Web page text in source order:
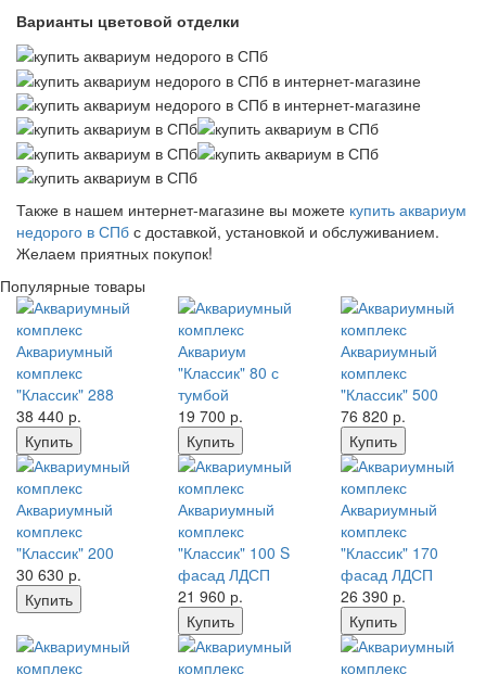
Варианты цветовой отделки
Также в нашем интернет-магазине вы можете купить аквариум
недорого в СПб с доставкой, установкой и обслуживанием.
Желаем приятных покупок!
Популярные товары
Аквариумный
комплекс
"Классик" 288
38 440 р.
Купить
Аквариум
"Классик" 80 с
тумбой
19 700 р.
Купить
Аквариумный
комплекс
"Классик" 500
76 820 р.
Купить
Аквариумный
комплекс
"Классик" 200
30 630 р.
Купить
Аквариумный
комплекс
"Классик" 100 S
фасад ЛДСП
21 960 р.
Купить
Аквариумный
комплекс
"Классик" 170
фасад ЛДСП
26 390 р.
Купить